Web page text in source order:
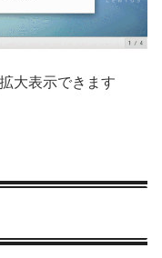
大表示できます